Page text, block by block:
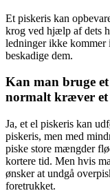
Et piskeris kan
krog ved hjælp af dets
ledninger ikke kommer
beskadige dem.
Kan man bruge
normalt kræver et
Ja, et el piskeris kan
piskeris, men med
piske store mængder
kortere tid. Men hvis
ønsker at undgå
foretrukket.